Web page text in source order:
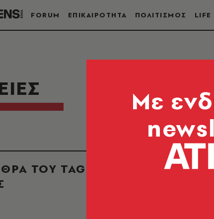
FORUM ΕΠΙΚΑΙΡΟΤΗΤΑ ΠΟΛΙΤΙΣΜΟΣ LIFE
ΤΟΥ TAG
Mε